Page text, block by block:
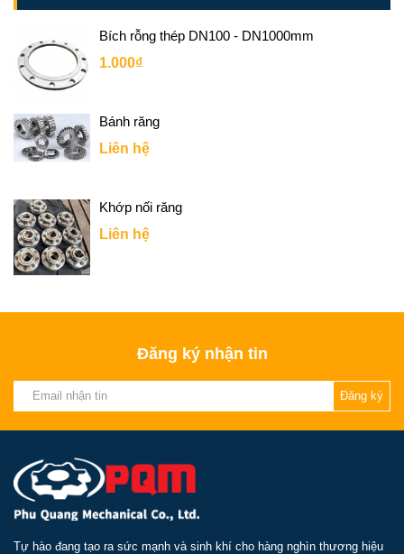
Bích rỗng thép DN100 - DN1000mm
1.000₫
Bánh răng
Liên hệ
Khớp nối răng
Liên hệ
Đăng ký nhận tin
Đăng ký
Tự hào đang tạo ra sức mạnh và sinh khí cho hàng nghìn thương hiệu